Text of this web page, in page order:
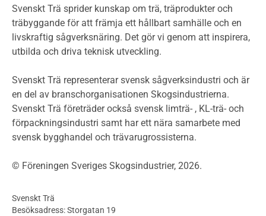
Miljödeklarationer och märkning
Termer och förkortningar
Planering
Klimatkalkylator hallar
Projektering av trähus - generellt
Byggsystem
Fasadsystem i skivmaterial
Bullerskärmar och andra utomhuskonstruktioner
Byggnation och utförande
Utförande
Svenskt Trä sprider kunskap om trä, träprodukter och
träbyggande för att främja ett hållbart samhälle och en
livskraftig sågverksnäring. Det gör vi genom att inspirera,
utbilda och driva teknisk utveckling.
Svenskt Trä representerar svensk sågverksindustri och är
en del av branschorganisationen Skogsindustrierna.
Svenskt Trä företräder också svensk limträ- , KL-trä- och
förpackningsindustri samt har ett nära samarbete med
svensk bygghandel och trävarugrossisterna.
© Föreningen Sveriges Skogsindustrier, 2026.
Svenskt Trä
Besöksadress: Storgatan 19